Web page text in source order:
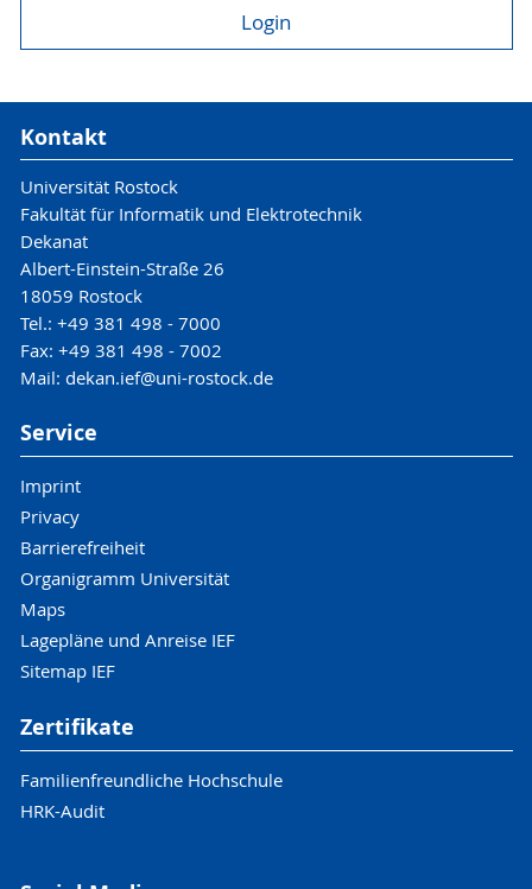
Kontakt
Universität Rostock
Fakultät für Informatik und Elektrotechnik
Dekanat
Albert-Einstein-Straße 26
18059 Rostock
Tel.: +49 381 498 - 7000
Fax: +49 381 498 - 7002
Mail: dekan.ief@uni-rostock.de
Service
Imprint
Privacy
Barrierefreiheit
Organigramm Universität
Maps
Lagepläne und Anreise IEF
Sitemap IEF
Zertifikate
Familienfreundliche Hochschule
HRK-Audit